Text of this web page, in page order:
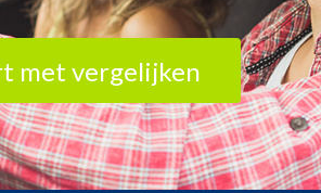
met vergelijken